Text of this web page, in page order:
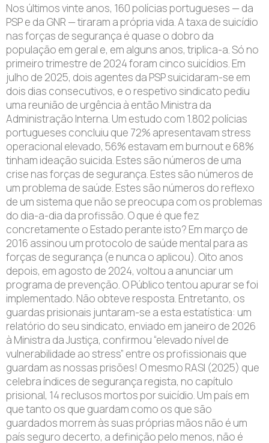
Nos últimos vinte anos, 160 polícias portugueses — da
PSP e da GNR — tiraram a própria vida. A taxa de suicídio
nas forças de segurança é quase o dobro da
população em geral e, em alguns anos, triplica-a. Só no
primeiro trimestre de 2024 foram cinco suicídios. Em
julho de 2025, dois agentes da PSP suicidaram-se em
dois dias consecutivos, e o respetivo sindicato pediu
uma reunião de urgência à então Ministra da
Administração Interna. Um estudo com 1.802 polícias
portugueses concluiu que 72% apresentavam stress
operacional elevado, 56% estavam em burnout e 68%
tinham ideação suicida. Estes são números de uma
crise nas forças de segurança. Estes são números de
um problema de saúde. Estes são números do reflexo
de um sistema que não se preocupa com os problemas
do dia-a-dia da profissão. O que é que fez
concretamente o Estado perante isto? Em março de
2016 assinou um protocolo de saúde mental para as
forças de segurança (e nunca o aplicou). Oito anos
depois, em agosto de 2024, voltou a anunciar um
programa de prevenção. O Público tentou apurar se foi
implementado. Não obteve resposta. Entretanto, os
guardas prisionais juntaram-se a esta estatística: um
relatório do seu sindicato, enviado em janeiro de 2026
à Ministra da Justiça, confirmou “elevado nível de
vulnerabilidade ao stress” entre os profissionais que
guardam as nossas prisões! O mesmo RASI (2025) que
celebra índices de segurança regista, no capítulo
prisional, 14 reclusos mortos por suicídio. Um país em
que tanto os que guardam como os que são
guardados morrem às suas próprias mãos não é um
país seguro decerto, a definição pelo menos, não é